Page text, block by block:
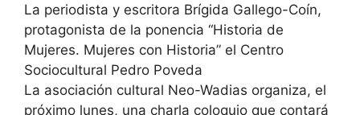
La periodista y escritora Brígida Gallego-Coín,
protagonista de la ponencia “Historia de
Mujeres. Mujeres con Historia” el Centro
Sociocultural Pedro Poveda
La asociación cultural Neo-Wadias organiza, el
próximo lunes, una charla coloquio que contará